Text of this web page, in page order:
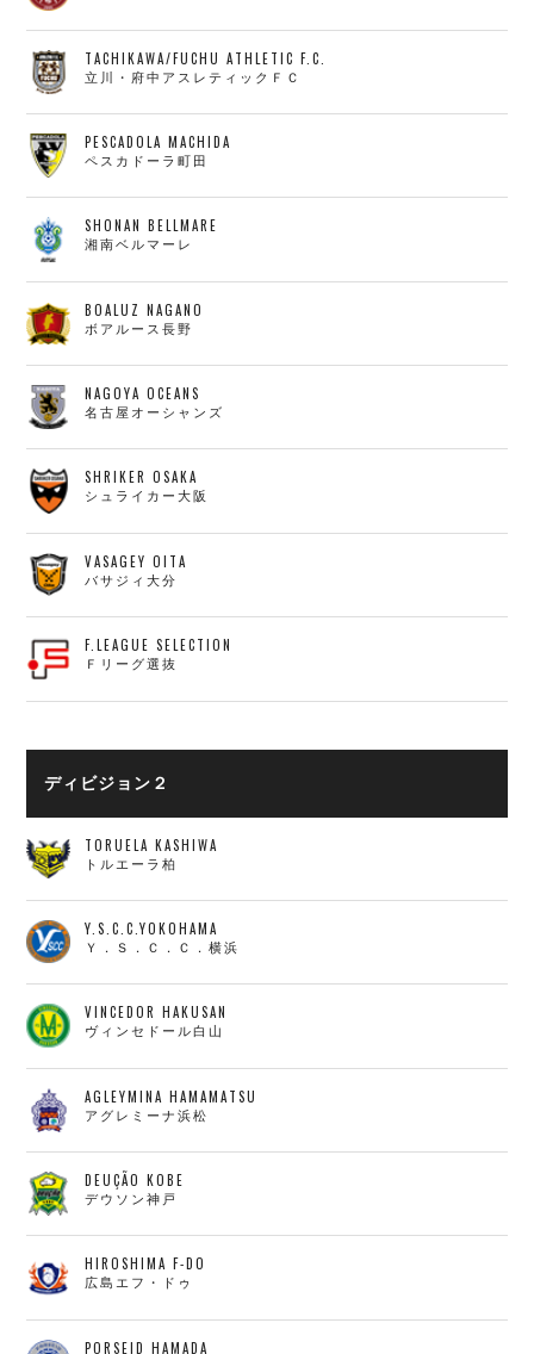
TACHIKAWA/FUCHU ATHLETIC F.C.
立川・府中アスレティックＦＣ
PESCADOLA MACHIDA
ペスカドーラ町田
SHONAN BELLMARE
湘南ベルマーレ
BOALUZ NAGANO
ボアルース長野
NAGOYA OCEANS
名古屋オーシャンズ
SHRIKER OSAKA
シュライカー大阪
VASAGEY OITA
バサジィ大分
F.LEAGUE SELECTION
Ｆリーグ選抜
ディビジョン２
TORUELA KASHIWA
トルエーラ柏
Y.S.C.C.YOKOHAMA
Ｙ．Ｓ．Ｃ．Ｃ．横浜
VINCEDOR HAKUSAN
ヴィンセドール白山
AGLEYMINA HAMAMATSU
アグレミーナ浜松
DEUÇÃO KOBE
デウソン神戸
HIROSHIMA F-DO
広島エフ・ドゥ
PORSEID HAMADA